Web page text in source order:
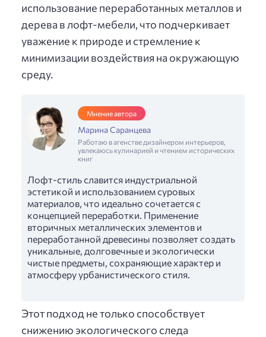
использование переработанных металлов и
дерева в лофт-мебели, что подчеркивает
уважение к природе и стремление к
минимизации воздействия на окружающую
среду.
Мнение автора
Марина Саранцева
Работаю в агенстве дизайнером интерьеров,
увлекаюсь кулинарией и чтением исторических
книг
Лофт-стиль славится индустриальной
эстетикой и использованием суровых
материалов, что идеально сочетается с
концепцией переработки. Применение
вторичных металлических элементов и
переработанной древесины позволяет создать
уникальные, долговечные и экологически
чистые предметы, сохраняющие характер и
атмосферу урбанистического стиля.
Этот подход не только способствует
снижению экологического следа